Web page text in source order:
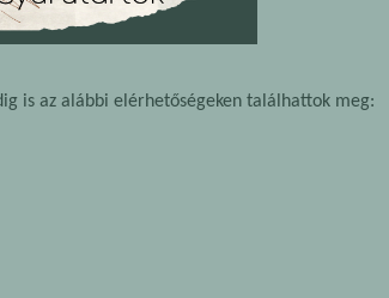
is az alábbi elérhetőségeken találhattok meg: